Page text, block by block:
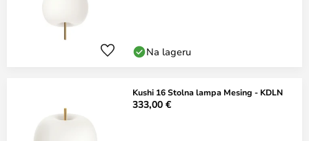
Na lageru
Kushi 16 Stolna lampa Mesing - KDLN
333,00 €